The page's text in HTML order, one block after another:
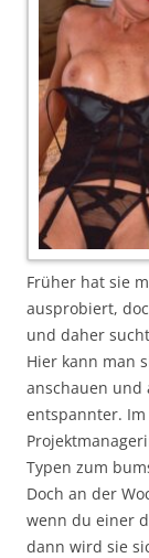
Früher hat sie
ausprobiert,
und daher
Hier kann man
anschauen und
entspannter.
Typen zum
Doch an der
wenn du einer
dann wird sie